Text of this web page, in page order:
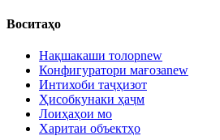
Воситаҳо
Нақшакаши толорnew
Конфигуратори мағозаnew
Интихоби таҷҳизот
Ҳисобкунаки ҳаҷм
Лоиҳаҳои мо
Харитаи объектҳо